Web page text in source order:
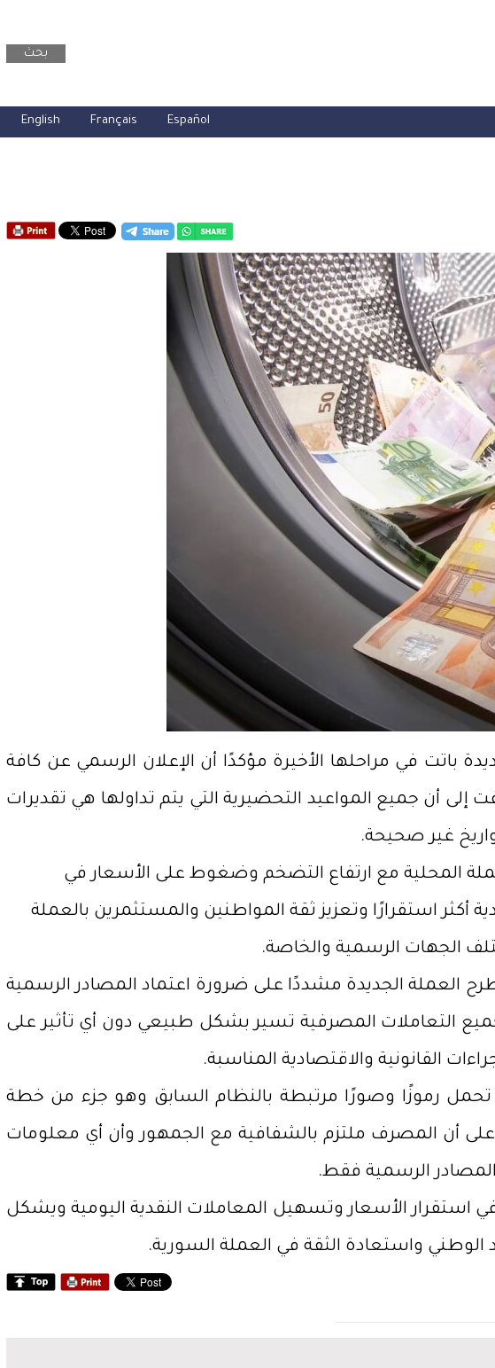
بحث
English Français Español
في مراحلها الأخيرة مؤكدًا أن الإعلان الرسمي عن كافة
أن جميع المواعيد التحضيرية التي يتم تداولها هي تقديرات
غير صحيحة.
المحلية مع ارتفاع التضخم وضغوط على الأسعار في
استقرارًا وتعزيز ثقة المواطنين والمستثمرين بالعملة
الجهات الرسمية والخاصة.
العملة الجديدة مشددًا على ضرورة اعتماد المصادر الرسمية
التعاملات المصرفية تسير بشكل طبيعي دون أي تأثير على
القانونية والاقتصادية المناسبة.
تحمل رموزًا وصورًا مرتبطة بالنظام السابق وهو جزء من خطة
أن المصرف ملتزم بالشفافية مع الجمهور وأن أي معلومات
الرسمية فقط.
الأسعار وتسهيل المعاملات النقدية اليومية ويشكل
واستعادة الثقة في العملة السورية.